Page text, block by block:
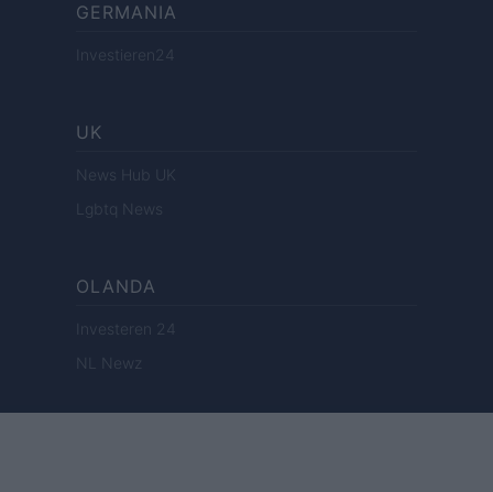
GERMANIA
Investieren24
UK
News Hub UK
Lgbtq News
OLANDA
Investeren 24
NL Newz